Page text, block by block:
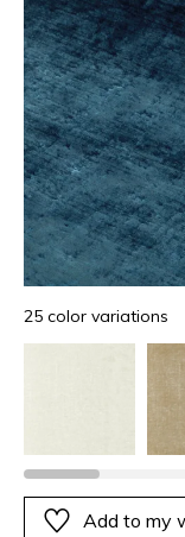
25 color variations
Add to my